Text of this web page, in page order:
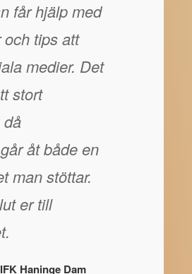
får hjälp med
och tips att
medier. Det
stort
då
åt både en
man stöttar.
er till
IFK Haninge Dam